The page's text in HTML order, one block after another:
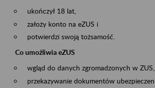
ukończył 18 lat,
założy konto na eZUS i
potwierdzi swoją tożsamość.
Co umożliwia eZUS
wgląd do danych zgromadzonych w ZUS,
przekazywanie dokumentów